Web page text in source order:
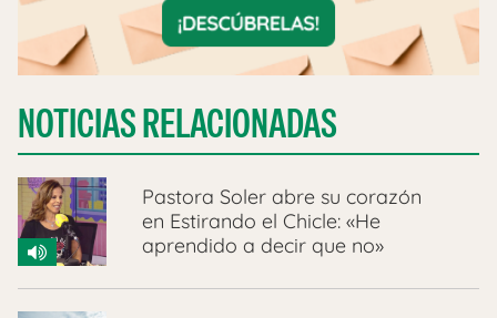
NOTICIAS RELACIONADAS
Pastora Soler abre su corazón
en Estirando el Chicle: «He
aprendido a decir que no»